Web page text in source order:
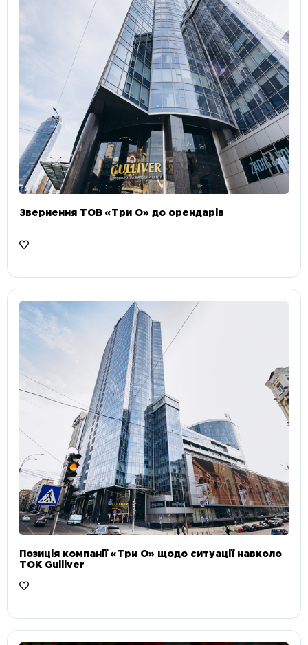
Звернення ТОВ «Три О» до орендарів
Позиція компанії «Три О» щодо ситуації навколо
ТОК Gulliver